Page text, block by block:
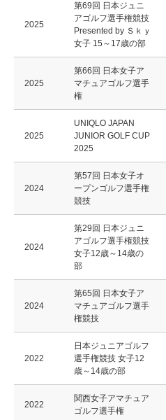
2025
第69回 日本ジュニ
アゴルフ選手権競技
Presented by Ｓｋｙ
女子 15～17歳の部
2025
第66回 日本女子ア
マチュアゴルフ選手
権
2025
UNIQLO JAPAN
JUNIOR GOLF CUP
2025
2024
第57回 日本女子オ
ープンゴルフ選手権
競技
2024
第29回 日本ジュニ
アゴルフ選手権競技
女子12歳～14歳の
部
2024
第65回 日本女子ア
マチュアゴルフ選手
権競技
2022
日本ジュニアゴルフ
選手権競技 女子12
歳～14歳の部
2022
関西女子アマチュア
ゴルフ選手権